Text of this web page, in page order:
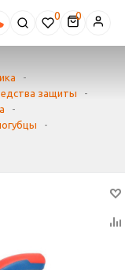
0
-
защиты
-
-
-